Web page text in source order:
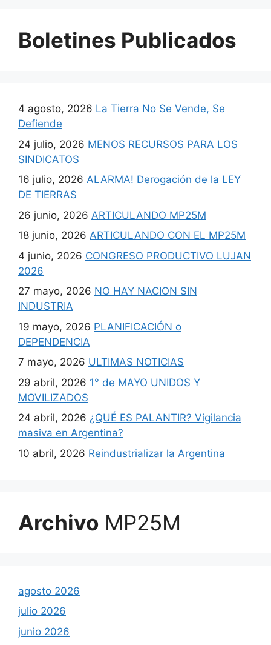
Boletines Publicados
4 agosto, 2026 La Tierra No Se Vende, Se
Defiende
24 julio, 2026 MENOS RECURSOS PARA LOS
SINDICATOS
16 julio, 2026 ALARMA! Derogación de la LEY
DE TIERRAS
26 junio, 2026 ARTICULANDO MP25M
18 junio, 2026 ARTICULANDO CON EL MP25M
4 junio, 2026 CONGRESO PRODUCTIVO LUJAN
2026
27 mayo, 2026 NO HAY NACION SIN
INDUSTRIA
19 mayo, 2026 PLANIFICACIÓN o
DEPENDENCIA
7 mayo, 2026 ULTIMAS NOTICIAS
29 abril, 2026 1° de MAYO UNIDOS Y
MOVILIZADOS
24 abril, 2026 ¿QUÉ ES PALANTIR? Vigilancia
masiva en Argentina?
10 abril, 2026 Reindustrializar la Argentina
Archivo MP25M
agosto 2026
julio 2026
junio 2026